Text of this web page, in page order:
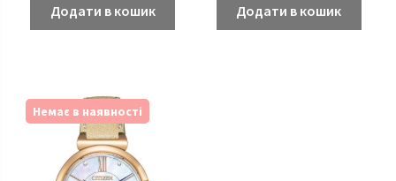
Додати в кошик Додати в кошик
Немає в наявності